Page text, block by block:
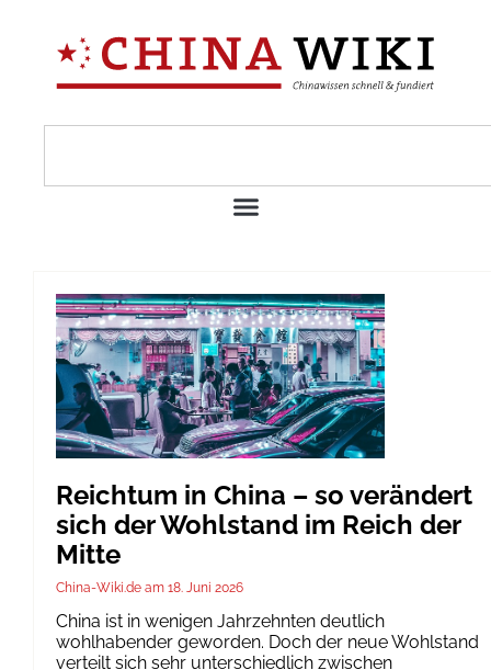
Reichtum in China – so verändert
sich der Wohlstand im Reich der
Mitte
China-Wiki.de 18. Juni 2026
China ist in wenigen Jahrzehnten deutlich
wohlhabender geworden. Doch der neue Wohlstand
verteilt sich sehr unterschiedlich zwischen